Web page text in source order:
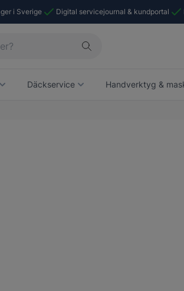
i Sverige Digital servicejournal & kundportal
Däckservice Handverktyg &